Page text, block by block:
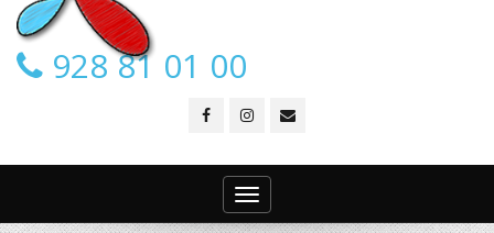
928 81 01 00
Toggle
navigation